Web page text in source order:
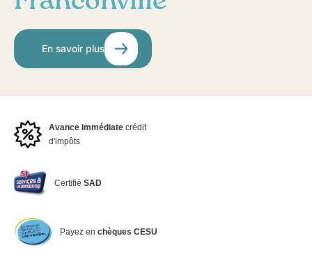
En savoir plus
Avance immédiate crédit
d'impôts
CertifiéSAD
Payez en chèques CESU